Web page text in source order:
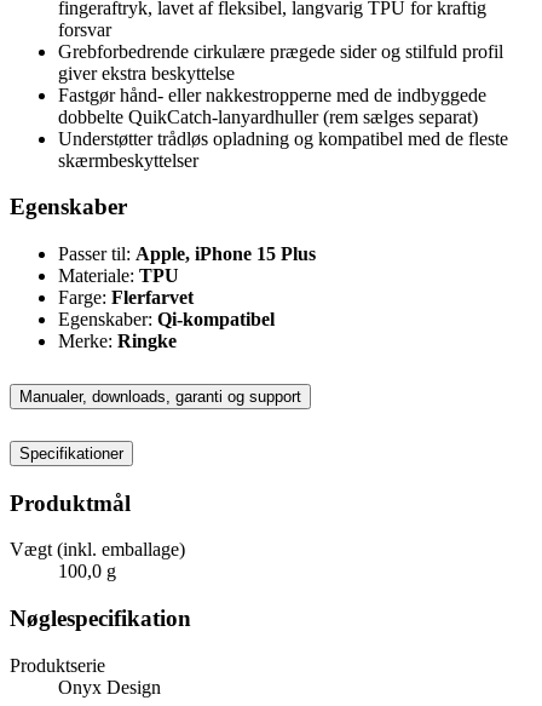
fingeraftryk, lavet af fleksibel, langvarig TPU for kraftig
forsvar
Grebforbedrende cirkulære prægede sider og stilfuld profil
giver ekstra beskyttelse
Fastgør hånd- eller nakkestropperne med de indbyggede
dobbelte QuikCatch-lanyardhuller (rem sælges separat)
Understøtter trådløs opladning og kompatibel med de fleste
skærmbeskyttelser
Egenskaber
Passer til: Apple, iPhone 15 Plus
Materiale: TPU
Farge: Flerfarvet
Egenskaber: Qi-kompatibel
Merke: Ringke
Manualer, downloads, garanti og support
Specifikationer
Produktmål
Vægt (inkl. emballage)
100,0 g
Nøglespecifikation
Produktserie
Onyx Design